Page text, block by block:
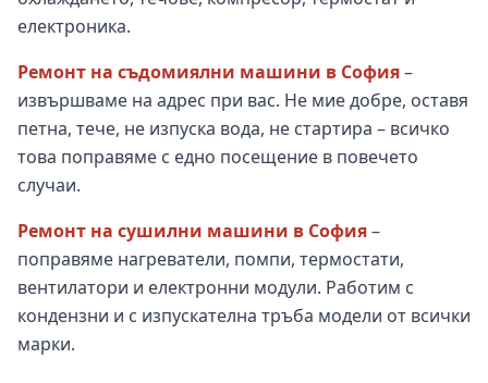
електроника.
Ремонт на съдомиялни машини в София–
извършваме на адрес при вас. Не мие добре, оставя
петна, тече, не изпуска вода, не стартира – всичко
това поправяме с едно посещение в повечето
случаи.
Ремонт на сушилни машини в София–
поправяме нагреватели, помпи, термостати,
вентилатори и електронни модули. Работим с
кондензни и с изпускателна тръба модели от всички
марки.